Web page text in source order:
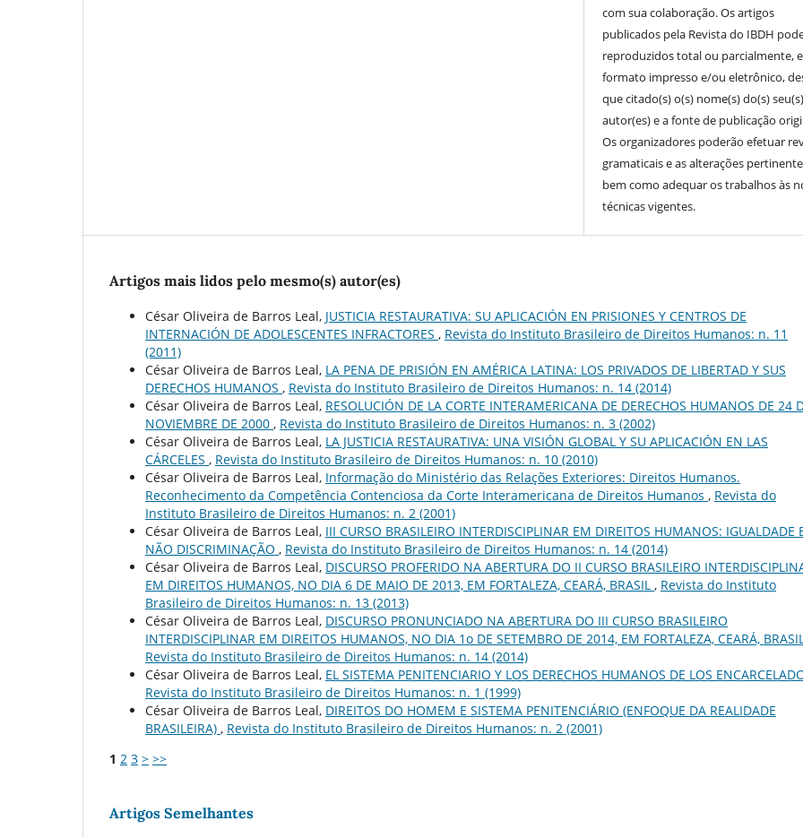
com sua colaboração. Os artigos
publicados pela Revista do IBDH
reproduzidos total ou parcialmente,
formato impresso e/ou eletrônico,
que citado(s) o(s) nome(s) do(s) seu(s)
autor(es) e a fonte de publicação
Os organizadores poderão efetuar
gramaticais e as alterações
bem como adequar os trabalhos às
técnicas vigentes.
Artigos mais lidos pelo mesmo(s) autor(es)
César Oliveira de Barros Leal, JUSTICIA RESTAURATIVA: SU APLICACIÓN EN PRISIONES Y CENTROS DE
INTERNACIÓN DE ADOLESCENTES INFRACTORES , Revista do Instituto Brasileiro de Direitos Humanos: n. 11
(2011)
César Oliveira de Barros Leal, LA PENA DE PRISIÓN EN AMÉRICA LATINA: LOS PRIVADOS DE LIBERTAD Y SUS
DERECHOS HUMANOS , Revista do Instituto Brasileiro de Direitos Humanos: n. 14 (2014)
César Oliveira de Barros Leal, RESOLUCIÓN DE LA CORTE INTERAMERICANA DE DERECHOS HUMANOS DE 24
NOVIEMBRE DE 2000 , Revista do Instituto Brasileiro de Direitos Humanos: n. 3 (2002)
César Oliveira de Barros Leal, LA JUSTICIA RESTAURATIVA: UNA VISIÓN GLOBAL Y SU APLICACIÓN EN LAS
CÁRCELES , Revista do Instituto Brasileiro de Direitos Humanos: n. 10 (2010)
César Oliveira de Barros Leal, Informação do Ministério das Relações Exteriores: Direitos Humanos.
Reconhecimento da Competência Contenciosa da Corte Interamericana de Direitos Humanos , Revista do
Instituto Brasileiro de Direitos Humanos: n. 2 (2001)
César Oliveira de Barros Leal, III CURSO BRASILEIRO INTERDISCIPLINAR EM DIREITOS HUMANOS: IGUALDADE
NÃO DISCRIMINAÇÃO , Revista do Instituto Brasileiro de Direitos Humanos: n. 14 (2014)
César Oliveira de Barros Leal, DISCURSO PROFERIDO NA ABERTURA DO II CURSO BRASILEIRO
EM DIREITOS HUMANOS, NO DIA 6 DE MAIO DE 2013, EM FORTALEZA, CEARÁ, BRASIL , Revista do Instituto
Brasileiro de Direitos Humanos: n. 13 (2013)
César Oliveira de Barros Leal, DISCURSO PRONUNCIADO NA ABERTURA DO III CURSO BRASILEIRO
INTERDISCIPLINAR EM DIREITOS HUMANOS, NO DIA 1o DE SETEMBRO DE 2014, EM FORTALEZA, CEARÁ, BRASIL
Revista do Instituto Brasileiro de Direitos Humanos: n. 14 (2014)
César Oliveira de Barros Leal, EL SISTEMA PENITENCIARIO Y LOS DERECHOS HUMANOS DE LOS
Revista do Instituto Brasileiro de Direitos Humanos: n. 1 (1999)
César Oliveira de Barros Leal, DIREITOS DO HOMEM E SISTEMA PENITENCIÁRIO (ENFOQUE DA REALIDADE
BRASILEIRA) , Revista do Instituto Brasileiro de Direitos Humanos: n. 2 (2001)
1 2 3 > >>
Artigos Semelhantes